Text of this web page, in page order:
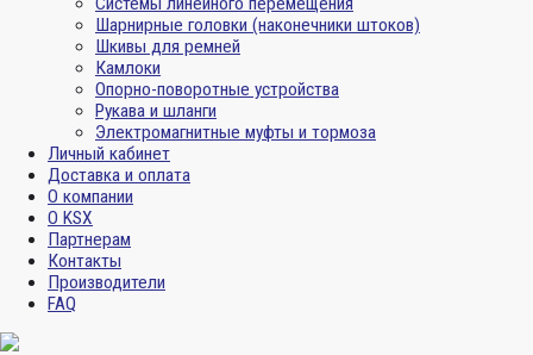
Шарнирные головки (наконечники штоков)
Шкивы для ремней
Камлоки
Опорно-поворотные устройства
Рукава и шланги
Электромагнитные муфты и тормоза
Личный кабинет
Доставка и оплата
О компании
О KSX
Партнерам
Контакты
Производители
FAQ